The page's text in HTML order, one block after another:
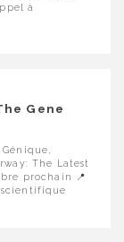
à
Gene
The Latest
prochain 📍
scientifique